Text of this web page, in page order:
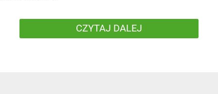
CZYTAJ DALEJ